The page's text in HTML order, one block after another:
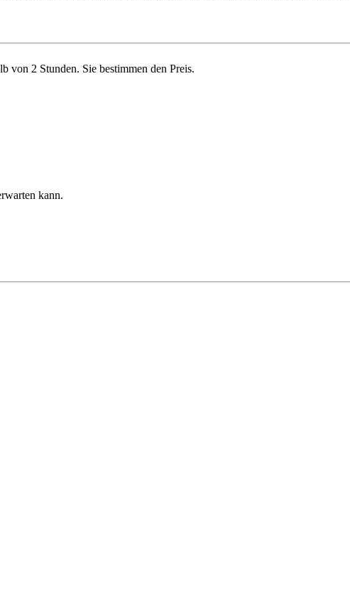
von 2 Stunden. Sie bestimmen den Preis.
kann.